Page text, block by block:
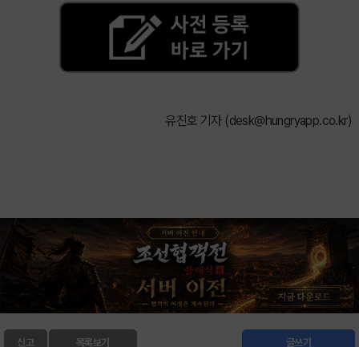
유진호 기자 (desk@hungryapp.co.kr)
신고 글쓰기
목록보기